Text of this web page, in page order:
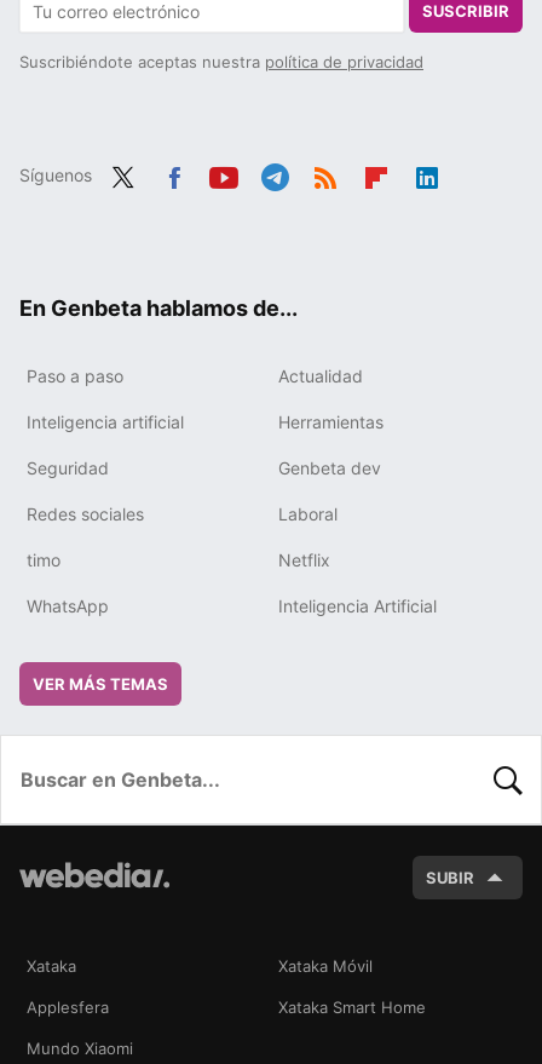
SUSCRIBIR
Suscribiéndote aceptas nuestra política de privacidad
Síguenos
En Genbeta hablamos de...
Paso a paso Actualidad
Inteligencia artificial Herramientas
Seguridad Genbeta dev
Redes sociales Laboral
timo Netflix
WhatsApp Inteligencia Artificial
VER MÁS TEMAS
SUBIR
Xataka Xataka Móvil
Applesfera Xataka Smart Home
Mundo Xiaomi